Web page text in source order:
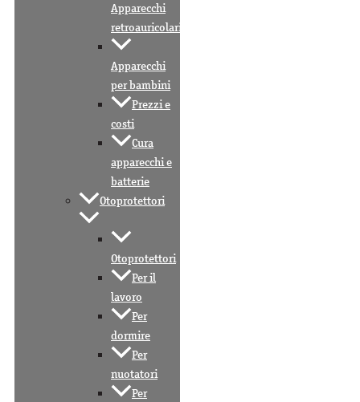
Apparecchi
retroauricolari
Apparecchi
per bambini
Prezzi e
costi
Cura
apparecchi e
batterie
Otoprotettori
Otoprotettori
Per il
lavoro
Per
dormire
Per
nuotatori
Per